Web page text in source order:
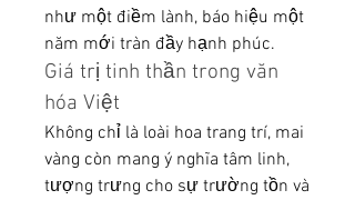
như một điềm lành, báo hiệu một
năm mới tràn đầy hạnh phúc.
Giá trị tinh thần trong văn
hóa Việt
Không chỉ là loài hoa trang trí, mai
vàng còn mang ý nghĩa tâm linh,
tượng trưng cho sự trường tồn và